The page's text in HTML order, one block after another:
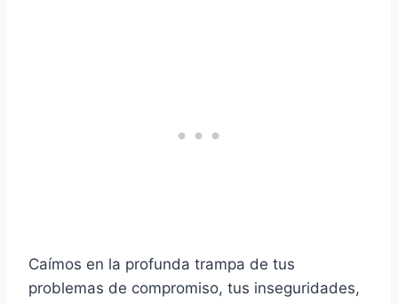
Caímos en la profunda trampa de tus
problemas de compromiso, tus inseguridades,